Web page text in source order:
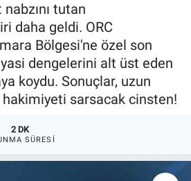
tutan
daha geldi. ORC
Bölgesi'ne özel son
dengelerini alt üst eden
koydu. Sonuçlar, uzun
hakimiyeti sarsacak cinsten!
2 DK
SÜRESI